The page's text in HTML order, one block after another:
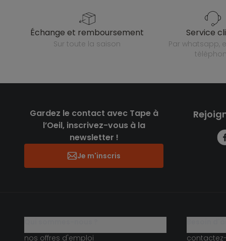
échange et remboursement
sur toute la saison
service
par whatsapp, e-mail ou
Gardez le contact avec Tape à
l’Oeil, inscrivez-vous à la
newsletter !
Je m'inscris
nos offres d'emploi